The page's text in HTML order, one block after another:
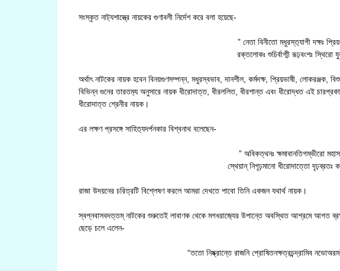
সংস্কৃত নাট‍্যশাস্ত্রে নায়কের গুণাবলী নির্দেশ করে বলা হয়েছে-
” নেতা বিনীতো মধুরস্ত‍্যাগী দক্ষঃ
রক্তলোকঃ শুচির্বাগ্মী রূঢ়বংশঃ স্থিরো
অর্থাৎ নাটকের নায়ক হবেন বিনয়গুণসম্পন্ন, মধুরস্বভাব, দানশীল, কর্মদক্ষ, প্রিয়ভাষী, লোকরঞ্জক,
বিভিন্ন গুনের তারতম‍্য অনুসারে নায়ক ধীরোদাত্ত, ধীরললিত, ধীরশান্ত এবং ধীরোদ্ধত এই
ধীরোদাত্ত শ্রেনীর নায়ক।
এর লক্ষণ প্রসঙ্গে সাহিত‍্যদর্পনকার বিশ্বনাথ বলেছেন-
” অবিকত্থনঃ ক্ষমাবানতিগম্ভীরো
স্থেয়ান্ নিগূঢ়মানো ধীরোদাত্তো দৃঢ়ব্রতঃ
রাজা উদয়নের চরিত্রটি বিশ্লেষণ করলে আমরা দেখতে পাবো তিনি একজন যথার্থ নায়ক।
স্বপ্নবাসবদত্তম্ নাটকের শুরুতেই লাবাণক থেকে মগধরাজ‍্যের উপান্তে অবস্থিত আশ্রমে আগত
ছেড়ে চলে এলেন-
“ততো নিষ্ক্রান্তে রাজনি প্রোষিতনক্ষত্রচন্দ্রামিব